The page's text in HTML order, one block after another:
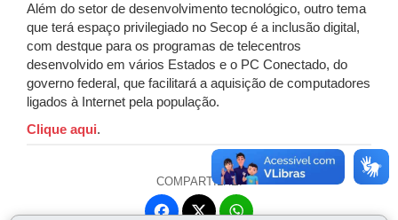
Além do setor de desenvolvimento tecnológico, outro tema
que terá espaço privilegiado no Secop é a inclusão digital,
com destque para os programas de telecentros
desenvolvido em vários Estados e o PC Conectado, do
governo federal, que facilitará a aquisição de computadores
ligados à Internet pela população.
Clique aqui.
COMPARTILHE:
Fa
W